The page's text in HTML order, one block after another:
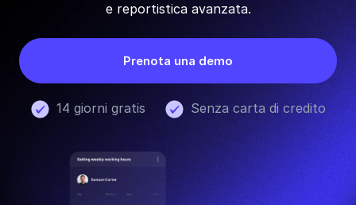
e reportistica avanzata.
Prenota una demo
14 giorni gratis Senza carta di credito